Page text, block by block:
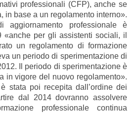
professionali (CFP), anche se
in base a un regolamento interno».
aggiornamento professionale è
«anche per gli assistenti sociali, il
un regolamento di formazione
un periodo di sperimentazione di
Il periodo di sperimentazione è
in vigore del nuovo regolamento».
stata poi recepita dall’ordine dei
dal 2014 dovranno assolvere
professionale continua